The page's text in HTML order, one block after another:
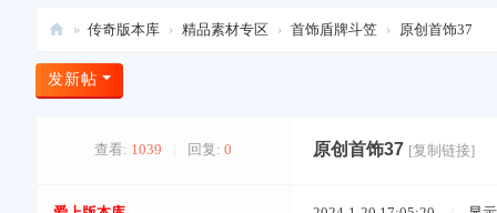
爱
上
» 传奇版本库 › 精品素材专区 › 首饰盾牌斗笠 › 原创首饰37
发新帖
查看: 1039 回复: 0 原创首饰37 [复制链接]